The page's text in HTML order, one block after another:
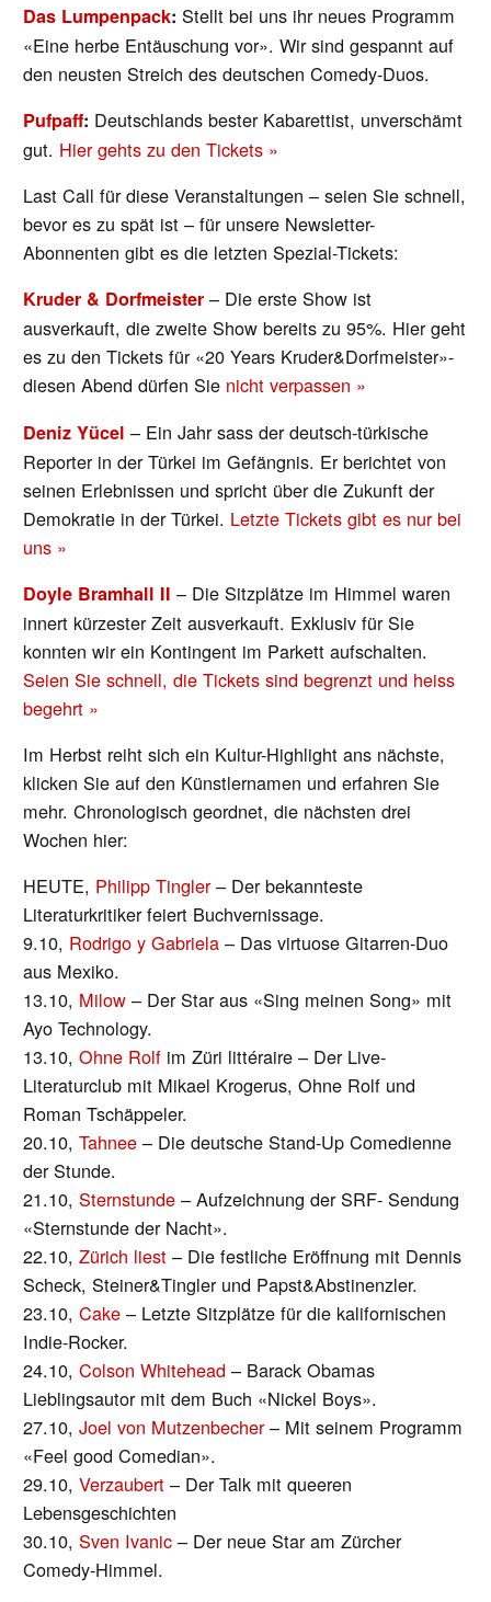
Das Lumpenpack: Stellt bei uns ihr neues Programm
«Eine herbe Entäuschung vor». Wir sind gespannt auf
den neusten Streich des deutschen Comedy-Duos.
Pufpaff: Deutschlands bester Kabarettist, unverschämt
gut. Hier gehts zu den Tickets »
Last Call für diese Veranstaltungen – seien Sie schnell,
bevor es zu spät ist – für unsere Newsletter-
Abonnenten gibt es die letzten Spezial-Tickets:
Kruder & Dorfmeister– Die erste Show ist
ausverkauft, die zweite Show bereits zu 95%. Hier geht
es zu den Tickets für «20 Years Kruder&Dorfmeister»-
diesen Abend dürfen Sie nicht verpassen »
Deniz Yücel – Ein Jahr sass der deutsch-türkische
Reporter in der Türkei im Gefängnis. Er berichtet von
seinen Erlebnissen und spricht über die Zukunft der
Demokratie in der Türkei. Letzte Tickets gibt es nur bei
uns »
Doyle Bramhall II – Die Sitzplätze im Himmel waren
innert kürzester Zeit ausverkauft. Exklusiv für Sie
konnten wir ein Kontingent im Parkett aufschalten.
Seien Sie schnell, die Tickets sind begrenzt und heiss
begehrt »
Im Herbst reiht sich ein Kultur-Highlight ans nächste,
klicken Sie auf den Künstlernamen und erfahren Sie
mehr. Chronologisch geordnet, die nächsten drei
Wochen hier:
HEUTE, Philipp Tingler– Der bekannteste
Literaturkritiker feiert Buchvernissage.
9.10, Rodrigo y Gabriela – Das virtuose Gitarren-Duo
aus Mexiko.
13.10, Milow – Der Star aus «Sing meinen Song» mit
Ayo Technology.
13.10,Ohne Rolf im Züri littéraire – Der Live-
Literaturclub mit Mikael Krogerus, Ohne Rolf und
Roman Tschäppeler.
20.10,Tahnee – Die deutsche Stand-Up Comedienne
der Stunde.
21.10,Sternstunde – Aufzeichnung der SRF- Sendung
«Sternstunde der Nacht».
22.10,Zürich liest – Die festliche Eröffnung mit Dennis
Scheck, Steiner&Tingler und Papst&Abstinenzler.
23.10, Cake– Letzte Sitzplätze für die kalifornischen
Indie-Rocker.
24.10,Colson Whitehead – Barack Obamas
Lieblingsautor mit dem Buch «Nickel Boys».
27.10,Joel von Mutzenbecher– Mit seinem Programm
«Feel good Comedian».
29.10,Verzaubert – Der Talk mit queeren
Lebensgeschichten
30.10,Sven Ivanic – Der neue Star am Zürcher
Comedy-Himmel.